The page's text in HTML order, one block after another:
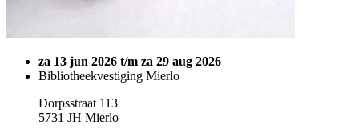
za 13 jun 2026 t/m za 29 aug 2026
Bibliotheekvestiging Mierlo
Dorpsstraat 113
5731 JH Mierlo